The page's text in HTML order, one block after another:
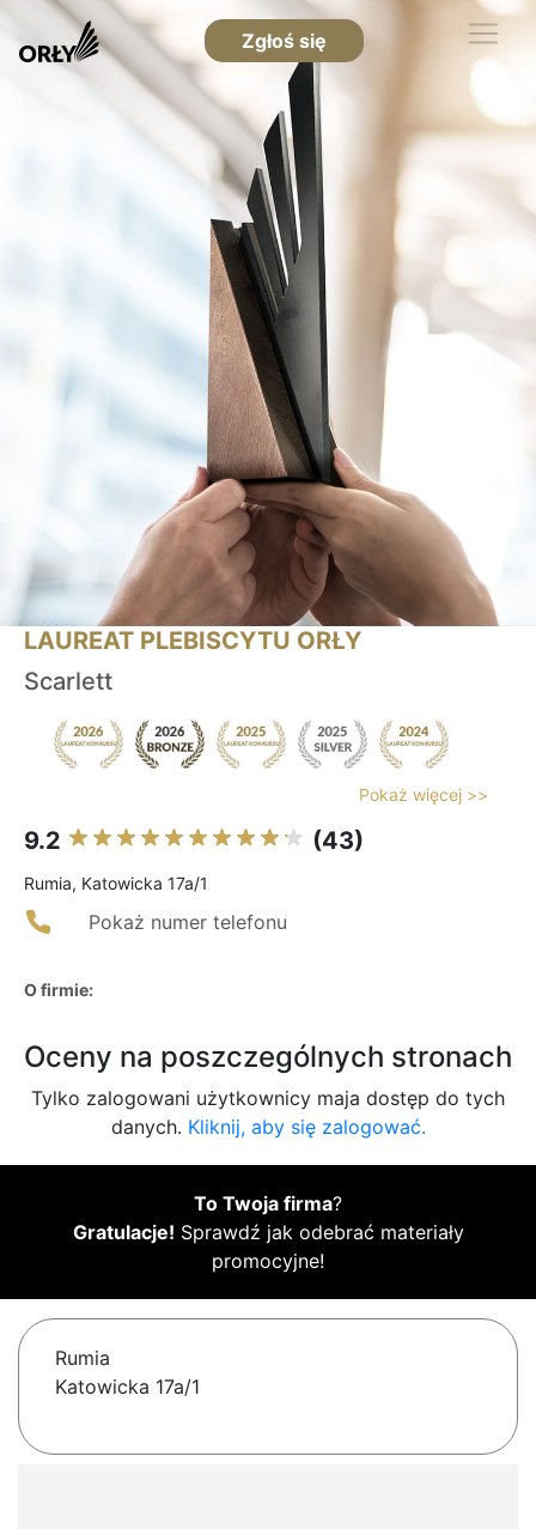
Zgłoś się
LAUREAT PLEBISCYTU ORŁY
Scarlett
Pokaż więcej >>
9.2 (43)
Rumia, Katowicka 17a/1
Pokaż numer telefonu
O firmie:
Oceny na poszczególnych stronach
Tylko zalogowani użytkownicy maja dostęp do tych
danych. Kliknij, aby się zalogować.
To Twoja firma?
Gratulacje! Sprawdź jak odebrać materiały
promocyjne!
Rumia
Katowicka 17a/1